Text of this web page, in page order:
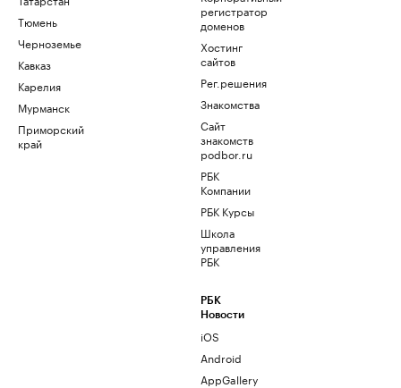
Тюмень
Черноземье
Кавказ
Карелия
Мурманск
Приморский
край
регистратор
доменов
Хостинг
сайтов
Рег.решения
Знакомства
Сайт
знакомств
podbor.ru
РБК
Компании
РБК Курсы
Школа
управления
РБК
РБК
Новости
iOS
Android
AppGallery